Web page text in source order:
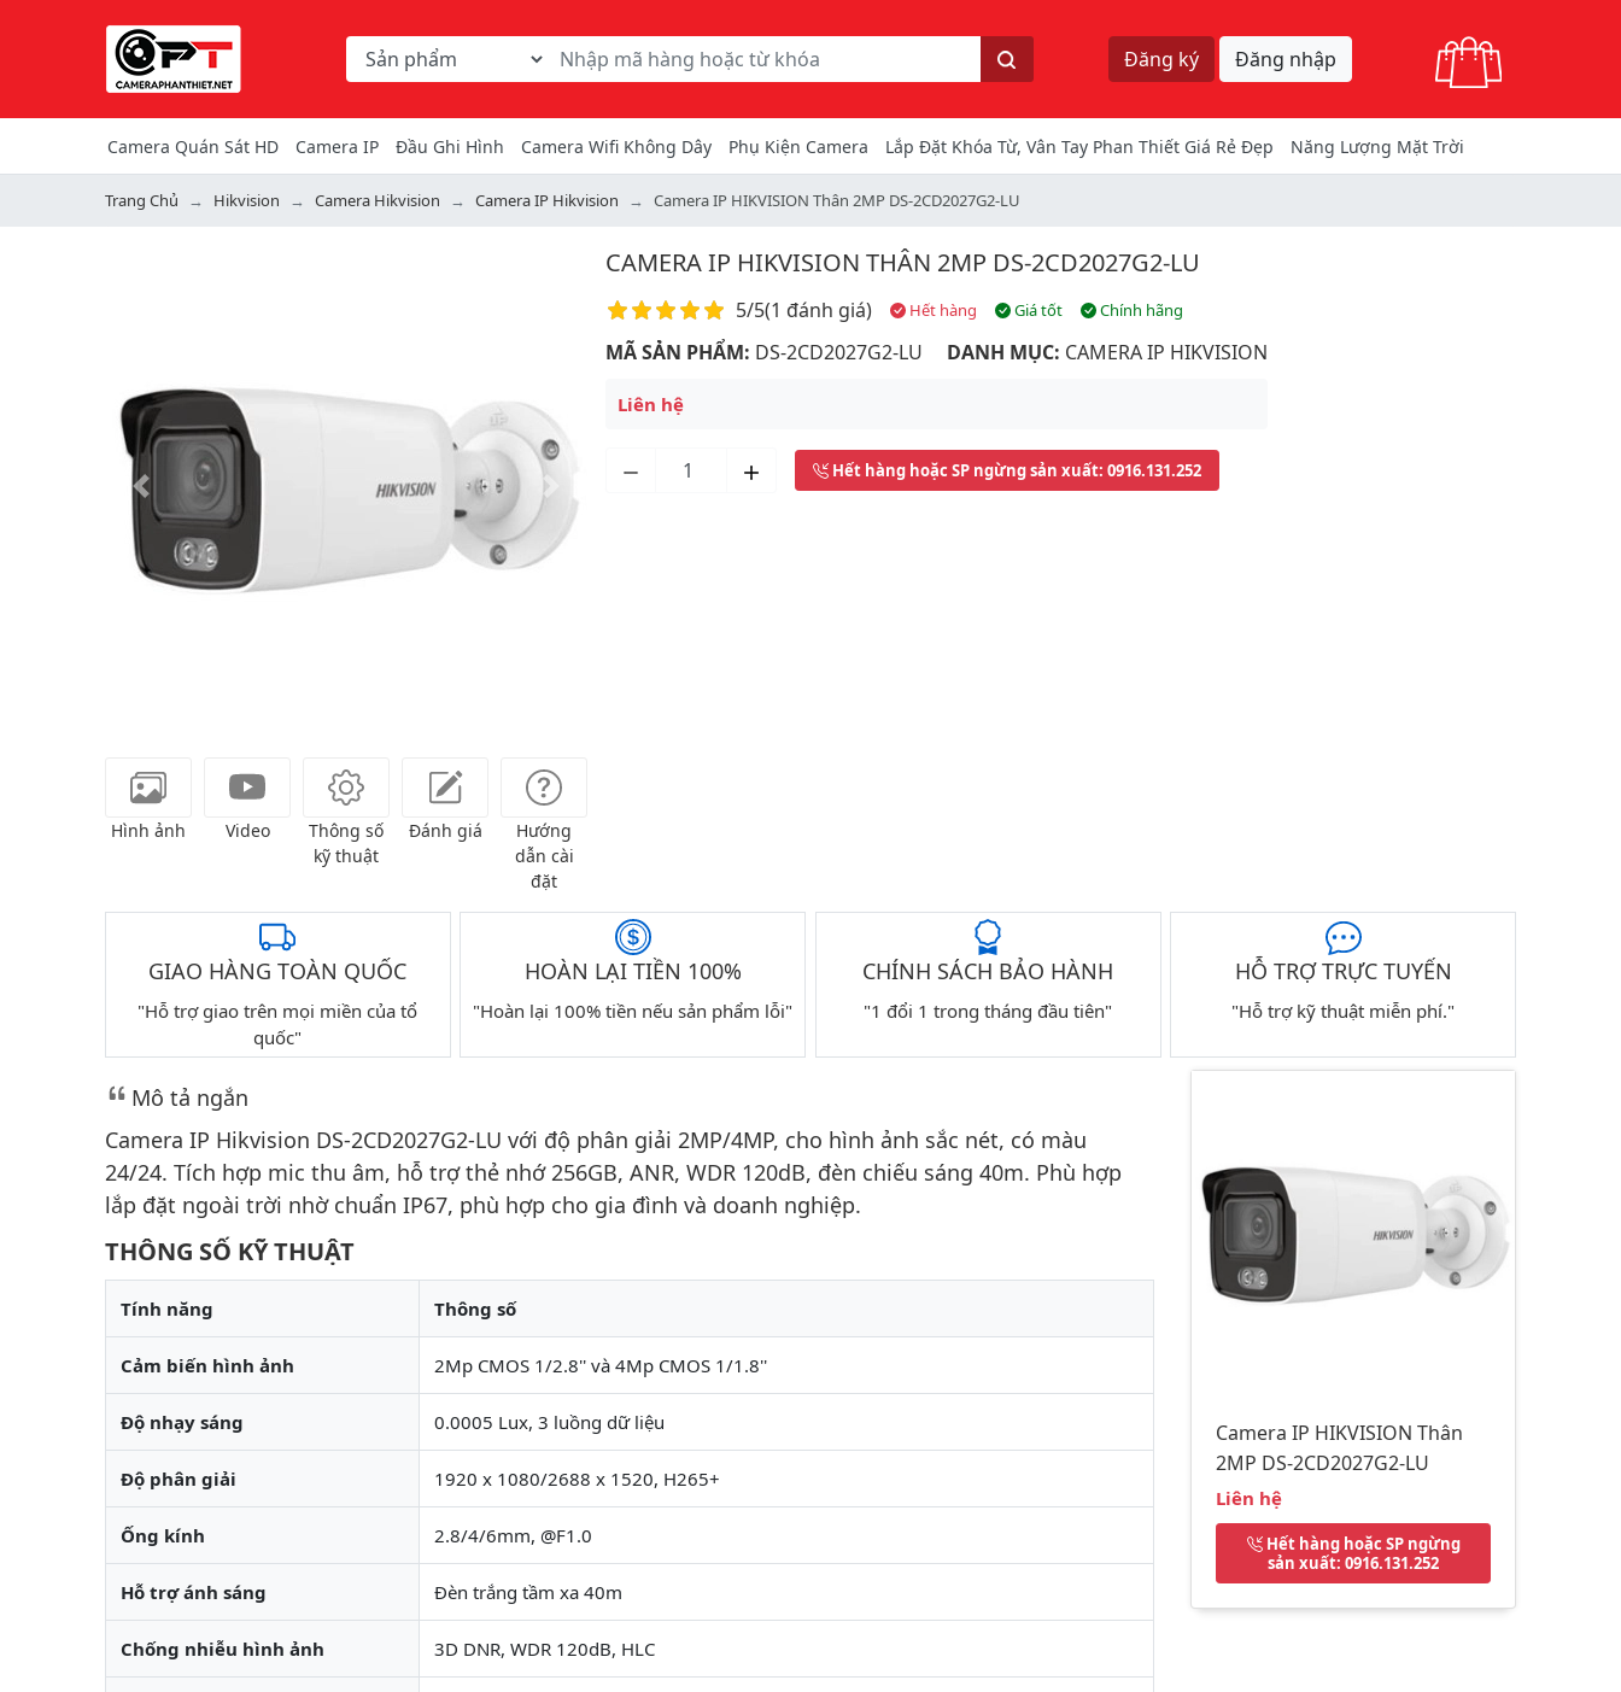
Chọn danh mục tìm kiếm
Từ khóa hoặc mã hàng
Tìm kiếm
Đăng ký Đăng nhập
Camera Quán Sát HD Camera IP Đầu Ghi Hình Camera Wifi Không Dây Phụ Kiện Camera Lắp Đặt Khóa Từ, Vân Tay Phan Thiết Giá Rẻ Đẹp Năng Lượng Mặt Trời
Trang Chủ Hikvision Camera Hikvision Camera IP Hikvision Camera IP HIKVISION Thân 2MP DS-2CD2027G2-LU
Previous Next
Hình ảnh Video
Thông số
kỹ thuật
Đánh giá
Hướng
dẫn cài
đặt
CAMERA IP HIKVISION THÂN 2MP DS-2CD2027G2-LU
Điểm đánh giá
5/5(1 đánh giá) Hết hàng Giá tốt Chính hãng
MÃ SẢN PHẨM: DS-2CD2027G2-LU DANH MỤC: CAMERA IP HIKVISION
Liên hệ
Hết hàng hoặc SP ngừng sản xuất: 0916.131.252
GIAO HÀNG TOÀN QUỐC
"Hỗ trợ giao trên mọi miền của tổ
quốc"
HOÀN LẠI TIỀN 100%
"Hoàn lại 100% tiền nếu sản phẩm lỗi"
CHÍNH SÁCH BẢO HÀNH
"1 đổi 1 trong tháng đầu tiên"
HỖ TRỢ TRỰC TUYẾN
"Hỗ trợ kỹ thuật miễn phí."
Mô tả ngắn
Camera IP Hikvision DS-2CD2027G2-LU với độ phân giải 2MP/4MP, cho hình ảnh sắc nét, có màu
24/24. Tích hợp mic thu âm, hỗ trợ thẻ nhớ 256GB, ANR, WDR 120dB, đèn chiếu sáng 40m. Phù hợp
lắp đặt ngoài trời nhờ chuẩn IP67, phù hợp cho gia đình và doanh nghiệp.
THÔNG SỐ KỸ THUẬT
Tính năng Thông số
Cảm biến hình ảnh 2Mp CMOS 1/2.8'' và 4Mp CMOS 1/1.8''
Độ nhạy sáng 0.0005 Lux, 3 luồng dữ liệu
Độ phân giải 1920 x 1080/2688 x 1520, H265+
Ống kính 2.8/4/6mm, @F1.0
Hỗ trợ ánh sáng Đèn trắng tầm xa 40m
Chống nhiễu hình ảnh 3D DNR, WDR 120dB, HLC
Camera IP HIKVISION Thân
2MP DS-2CD2027G2-LU
Liên hệ
Hết hàng hoặc SP ngừng
sản xuất: 0916.131.252